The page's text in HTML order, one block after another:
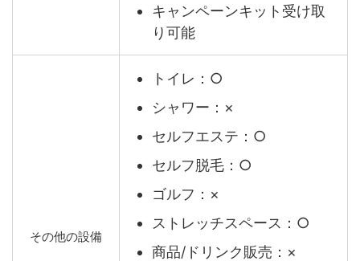
キャンペーンキット受け取
り可能
その他の設備
トイレ：○
シャワー：×
セルフエステ：○
セルフ脱毛：○
ゴルフ：×
ストレッチスペース：○
商品/ドリンク販売：×